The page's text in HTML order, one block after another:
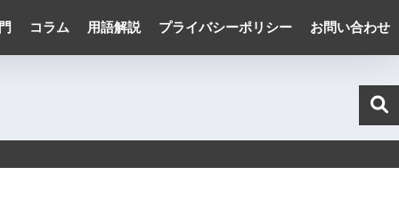
コラム 用語解説 プライバシーポリシー お問い合わせ